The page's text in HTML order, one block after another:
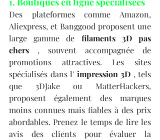
Des plateformes comme Amazon,
Aliexpress, et Banggood proposent une
large gamme de filaments 3D pas
chers , souvent accompagnée de
promotions attractives. Les sites
spécialisés dans l' impression 3D , tels
que 3DJake ou MatterHackers,
proposent également des marques
moins connues mais fiables à des prix
abordables. Prenez le temps de lire les
avis des clients pour évaluer la